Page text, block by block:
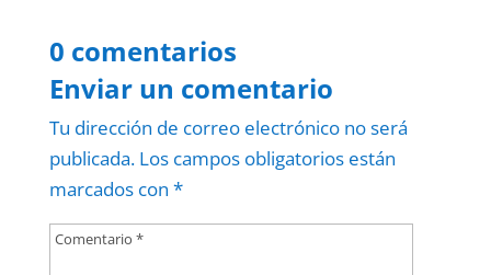
0 comentarios
Enviar un comentario
Tu dirección de correo electrónico no será
publicada. Los campos obligatorios están
marcados con *